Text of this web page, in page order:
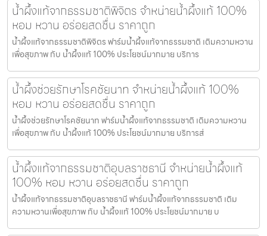
น้ำผึ้งแท้จากธรรมชาติพิจิตร จำหน่ายน้ำผึ้งแท้ 100%
หอม หวาน อร่อยสดชื่น ราคาถูก
น้ำผึ้งแท้จากธรรมชาติพิจิตร ฟาร์มน้ำผึ้งแท้จากธรรมชาติ เติมความหวาน
เพื่อสุขภาพ กับ น้ำผึ้งแท้ 100% ประโยชน์มากมาย บริการ
น้ำผึ้งช่วยรักษาโรคชัยนาท จำหน่ายน้ำผึ้งแท้ 100%
หอม หวาน อร่อยสดชื่น ราคาถูก
น้ำผึ้งช่วยรักษาโรคชัยนาท ฟาร์มน้ำผึ้งแท้จากธรรมชาติ เติมความหวาน
เพื่อสุขภาพ กับ น้ำผึ้งแท้ 100% ประโยชน์มากมาย บริการส่
น้ำผึ้งแท้จากธรรมชาติอุบลราชธานี จำหน่ายน้ำผึ้งแท้
100% หอม หวาน อร่อยสดชื่น ราคาถูก
น้ำผึ้งแท้จากธรรมชาติอุบลราชธานี ฟาร์มน้ำผึ้งแท้จากธรรมชาติ เติม
ความหวานเพื่อสุขภาพ กับ น้ำผึ้งแท้ 100% ประโยชน์มากมาย บ